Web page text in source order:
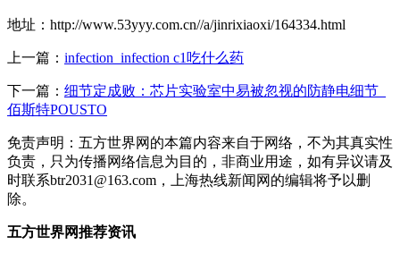
地址：http://www.53yyy.com.cn//a/jinrixiaoxi/164334.html
上一篇： infection_infection c1吃什么药
下一篇： 细节定成败：芯片实验室中易被忽视的防静电细节_
佰斯特POUSTO
免责声明：五方世界网的本篇内容来自于网络，不为其真实性
负责，只为传播网络信息为目的，非商业用途，如有异议请及
时联系btr2031@163.com，上海热线新闻网的编辑将予以删
除。
五方世界网推荐资讯